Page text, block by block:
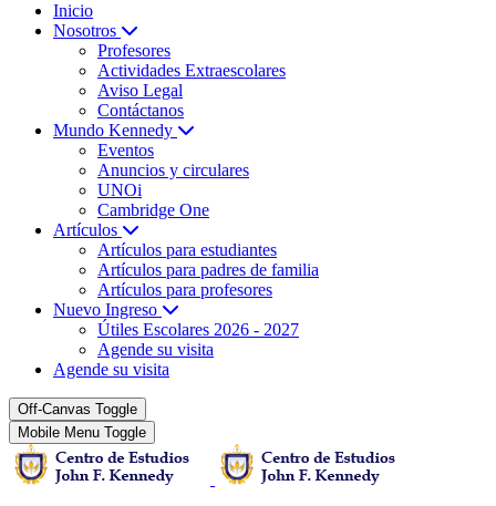
Inicio
Nosotros
Profesores
Actividades Extraescolares
Aviso Legal
Contáctanos
Mundo Kennedy
Eventos
Anuncios y circulares
UNOi
Cambridge One
Artículos
Artículos para estudiantes
Artículos para padres de familia
Artículos para profesores
Nuevo Ingreso
Útiles Escolares 2026 - 2027
Agende su visita
Agende su visita
Off-Canvas Toggle
Mobile Menu Toggle